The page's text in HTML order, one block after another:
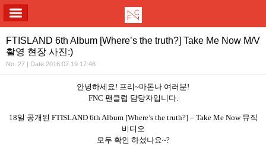
FTISLAND 6th Album [Where’s the truth?] Take Me Now M/V
촬영 현장 사진:)
No. 27 | Date 2016.07.19 17:46
안녕하세요! 프리~마돈나 여러분!
FNC 팬클럽 담당자입니다.
18일 공개된 FTISLAND 6th Album [Where’s the truth?] – Take Me Now 뮤직
비디오
모두 확인 하셨나요~?